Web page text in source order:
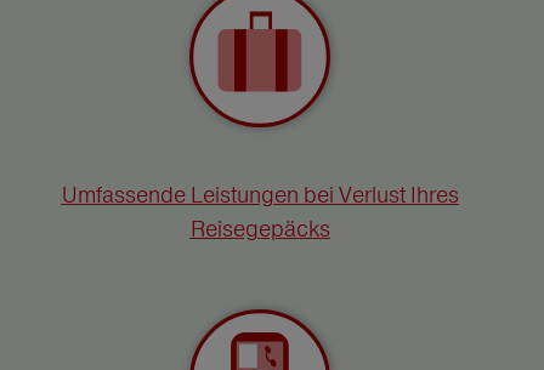
Umfassende Leistungen bei Verlust Ihres
Reisegepäcks